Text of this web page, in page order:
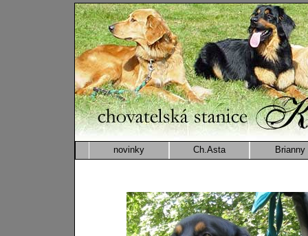
novinky Ch.Asta Brianny